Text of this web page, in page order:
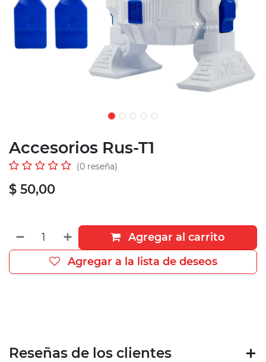
Accesorios Rus-T1
(0 reseña)
$ 50,00
Agregar al carrito
Agregar a la lista de deseos
Reseñas de los clientes